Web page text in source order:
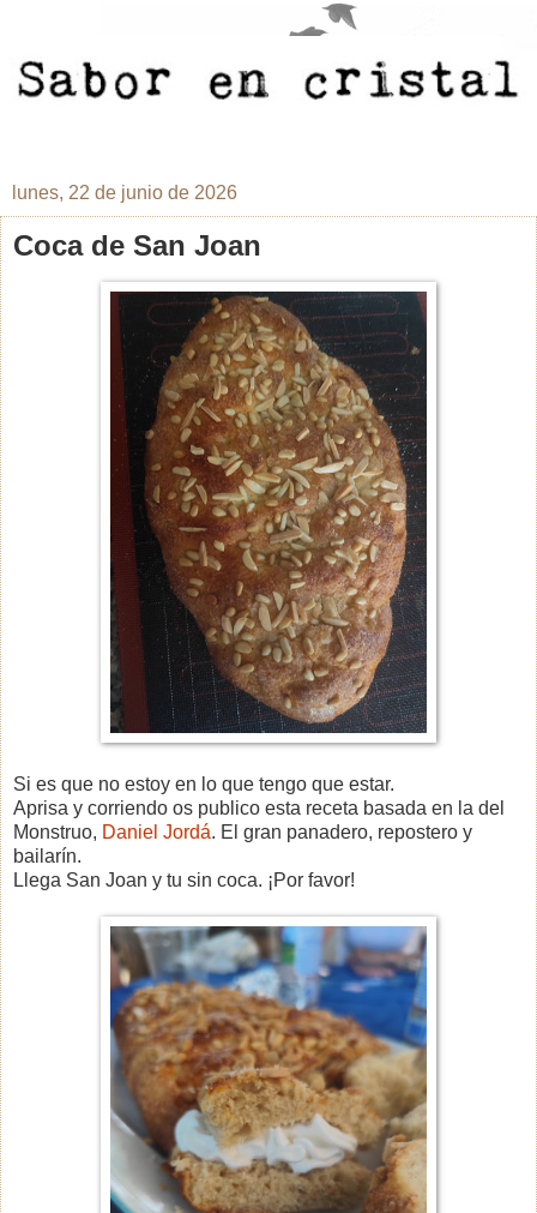
lunes, 22 de junio de 2026
Coca de San Joan
Si es que no estoy en lo que tengo que estar.
Aprisa y corriendo os publico esta receta basada en la del
Monstruo, Daniel Jordá. El gran panadero, repostero y
bailarín.
Llega San Joan y tu sin coca. ¡Por favor!